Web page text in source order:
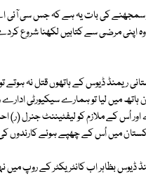
کی بات یہ ہے کہ جس سی آئی اے
اپنی مرضی سے کتابیں لکھنا شروع
ریمنڈ ڈیوس کے ہاتھوں قتل نہ
ہاتھ میں لیا تو ہمارے سیکیورٹی
اُس کے ملازم کو لیفٹیننٹ جنرل (ر)
میں اُس کے چھپے ہوئے کارندوں
ڈیوس بظاہر اب کانٹریکٹر کے روپ میں